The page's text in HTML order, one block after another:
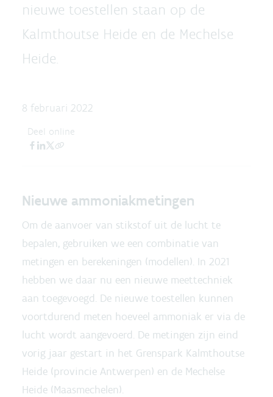
nieuwe toestellen staan op de
Kalmthoutse Heide en de Mechelse
Heide.
8 februari 2022
Deel online
Nieuwe ammoniakmetingen
Om de aanvoer van stikstof uit de lucht te
bepalen, gebruiken we een combinatie van
metingen en berekeningen (modellen). In 2021
hebben we daar nu een nieuwe meettechniek
aan toegevoegd. De nieuwe toestellen kunnen
voortdurend meten hoeveel ammoniak er via de
lucht wordt aangevoerd. De metingen zijn eind
vorig jaar gestart in het Grenspark Kalmthoutse
Heide (provincie Antwerpen) en de Mechelse
Heide (Maasmechelen).